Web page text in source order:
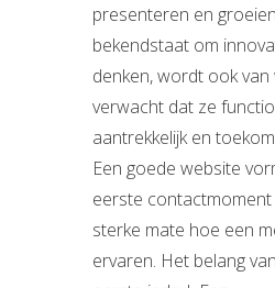
presenteren en
bekendstaat om
denken, wordt ook van
verwacht dat ze
aantrekkelijk en
Een goede website
eerste
sterke mate hoe een
ervaren. Het belang